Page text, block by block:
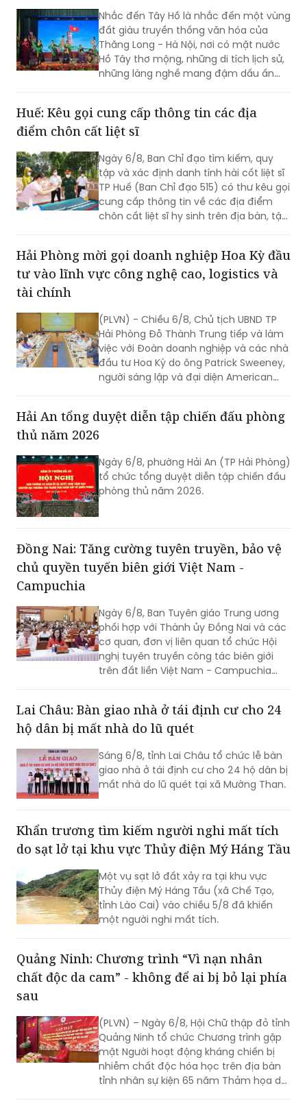
Nhắc đến Tây Hồ là nhắc đến một vùng
đất giàu truyền thống văn hóa của
Thăng Long - Hà Nội, nơi có mặt nước
Hồ Tây thơ mộng, những di tích lịch sử,
những làng nghề mang đậm dấu ấn
nghìn năm văn hiến.
Huế: Kêu gọi cung cấp thông tin các địa
điểm chôn cất liệt sĩ
Ngày 6/8, Ban Chỉ đạo tìm kiếm, quy
tập và xác định danh tính hài cốt liệt sĩ
TP Huế (Ban Chỉ đạo 515) có thư kêu gọi
cung cấp thông tin về các địa điểm
chôn cất liệt sĩ hy sinh trên địa bàn, tập
và khu vực sông Truồi (xã Lộc An).
Hải Phòng mời gọi doanh nghiệp Hoa Kỳ đầu
tư vào lĩnh vực công nghệ cao, logistics và
tài chính
(PLVN) - Chiều 6/8, Chủ tịch UBND TP
Hải Phòng Đỗ Thành Trung tiếp và làm
việc với Đoàn doanh nghiệp và các nhà
đầu tư Hoa Kỳ do ông Patrick Sweeney,
người sáng lập và đại diện American
tìm hiểu cơ hội đầu tư tại Hải Phòng.
Hải An tổng duyệt diễn tập chiến đấu phòng
thủ năm 2026
Ngày 6/8, phường Hải An (TP Hải Phòng)
tổ chức tổng duyệt diễn tập chiến đấu
phòng thủ năm 2026.
Đồng Nai: Tăng cường tuyên truyền, bảo vệ
chủ quyền tuyến biên giới Việt Nam -
Campuchia
Ngày 6/8, Ban Tuyên giáo Trung ương
phối hợp với Thành ủy Đồng Nai và các
cơ quan, đơn vị liên quan tổ chức Hội
nghị tuyên truyền công tác biên giới
trên đất liền Việt Nam - Campuchia
Lai Châu: Bàn giao nhà ở tái định cư cho 24
hộ dân bị mất nhà do lũ quét
Sáng 6/8, tỉnh Lai Châu tổ chức lễ bàn
giao nhà ở tái định cư cho 24 hộ dân bị
mất nhà do lũ quét tại xã Mường Than.
Khẩn trương tìm kiếm người nghi mất tích
do sạt lở tại khu vực Thủy điện Mý Háng Tầu
Một vụ sạt lở đất xảy ra tại khu vực
Thủy điện Mý Háng Tầu (xã Chế Tạo,
tỉnh Lào Cai) vào chiều 5/8 đã khiến
một người nghi mất tích.
Quảng Ninh: Chương trình “Vì nạn nhân
chất độc da cam” - không để ai bị bỏ lại phía
sau
(PLVN) – Ngày 6/8, Hội Chữ thập đỏ tỉnh
Quảng Ninh tổ chức Chương trình gặp
mặt Người hoạt động kháng chiến bị
nhiễm chất độc hóa học trên địa bàn
tỉnh nhân sự kiện 65 năm Thảm họa da